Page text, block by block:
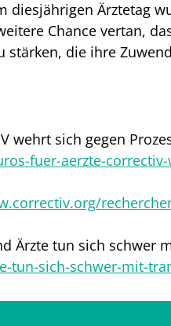
diesjährigen Ärztetag
Chance vertan,
die ihre
wehrt sich gegen
fuer-aerzte-
Ärzte tun sich schwer
tun-sich-schwer-mit-